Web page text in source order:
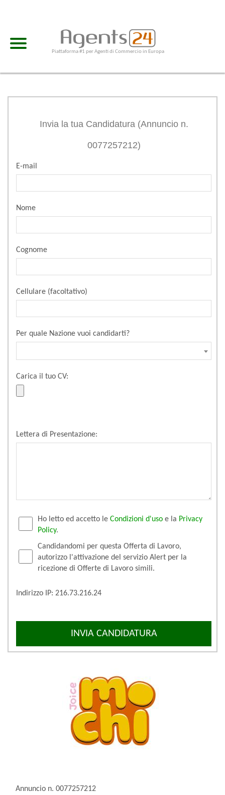
Piattaforma #1 per Agenti di Commercio in Europa
Invia la tua Candidatura (Annuncio n.
0077257212)
E-mail
Nome
Cognome
Cellulare (facoltativo)
Per quale Nazione vuoi candidarti?
Carica il tuo CV:
Lettera di Presentazione:
Ho letto ed accetto le Condizioni d'uso e la Privacy
Policy.
Candidandomi per questa Offerta di Lavoro,
autorizzo l'attivazione del servizio Alert per la
ricezione di Offerte di Lavoro simili.
Indirizzo IP: 216.73.216.24
Annuncio n. 0077257212